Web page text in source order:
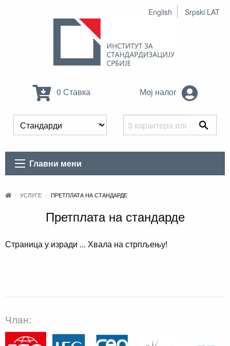
English Srpski LAT
0 Ставка Мој налог
Главни мени
УСЛУГЕ ПРЕТПЛАТА НА СТАНДАРДЕ
Претплата на стандарде
Страница у изради ... Хвала на стрпљењу!
Члан: